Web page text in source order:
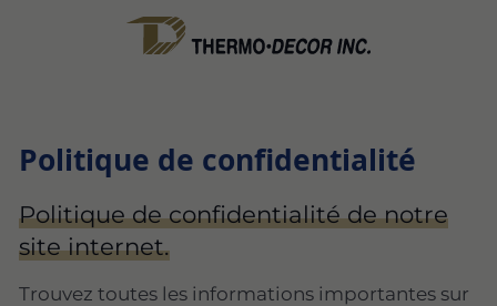
Politique de confidentialité
Politique de confidentialité de notre
site internet.
Trouvez toutes les informations importantes sur